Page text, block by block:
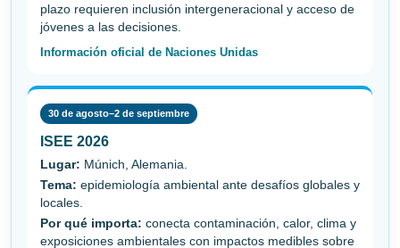
plazo requieren inclusión intergeneracional y acceso de
jóvenes a las decisiones.
Información oficial de Naciones Unidas
30 de agosto–2 de septiembre
ISEE 2026
Lugar: Múnich, Alemania.
Tema: epidemiología ambiental ante desafíos globales y
locales.
Por qué importa: conecta contaminación, calor, clima y
exposiciones ambientales con impactos medibles sobre